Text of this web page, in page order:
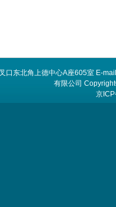
口东北角上德中心A座605室 E-
有限公司
京